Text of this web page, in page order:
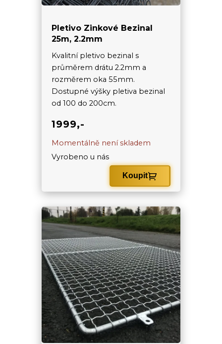
Pletivo Zinkové Bezinal
25m, 2.2mm
Kvalitní pletivo bezinal s
průměrem drátu 2.2mm a
rozměrem oka 55mm.
Dostupné výšky pletiva bezinal
od 100 do 200cm.
1999,-
Momentálně není skladem
Vyrobeno u nás
Koupit